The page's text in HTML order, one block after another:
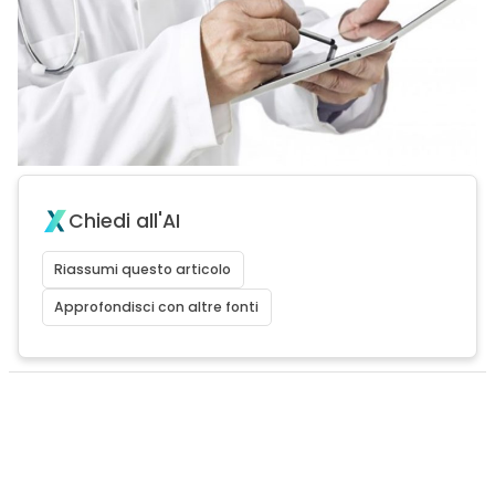
Chiedi all'AI
Riassumi questo articolo
Approfondisci con altre fonti